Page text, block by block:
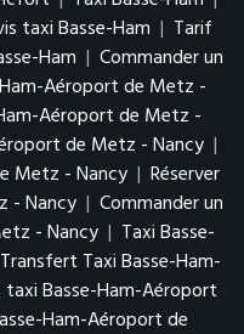
taxi Basse-Ham | Tarif
Ham | Commander un
Aéroport de Metz -
Aéroport de Metz -
de Metz - Nancy |
Metz - Nancy | Réserver
- Nancy | Commander un
- Nancy | Taxi Basse-
Transfert Taxi Basse-Ham-
taxi Basse-Ham-Aéroport
Ham-Aéroport de